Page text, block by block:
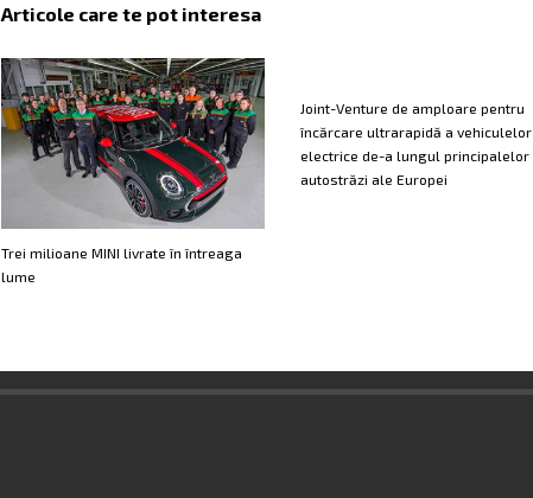
Articole care te pot interesa
Trei milioane MINI livrate în întreaga
lume
Joint-Venture de amploare pentru
încărcare ultrarapidă a vehiculelor
electrice de-a lungul principalelor
autostrăzi ale Europei